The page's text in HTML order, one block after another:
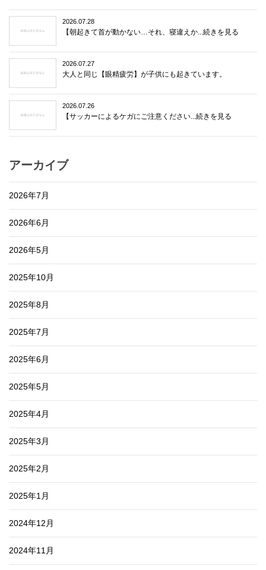
2026.07.28
【朝起きて首が動かない…それ、寝違えか...続きを見る
2026.07.27
大人と同じ【眼精疲労】が子供にも起きています。
2026.07.26
【サッカーによるケガにご注意ください...続きを見る
アーカイブ
2026年7月
2026年6月
2026年5月
2025年10月
2025年8月
2025年7月
2025年6月
2025年5月
2025年4月
2025年3月
2025年2月
2025年1月
2024年12月
2024年11月